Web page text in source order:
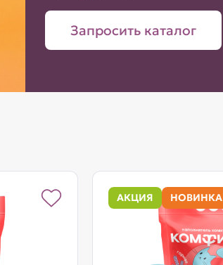
Запросить каталог
АКЦИЯ НОВИНКА